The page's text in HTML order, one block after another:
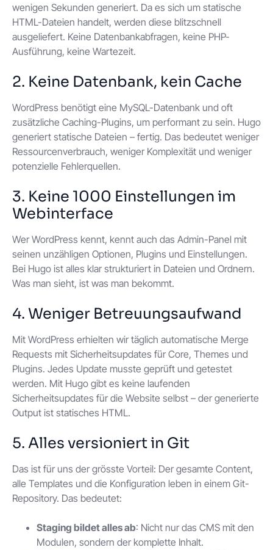
wenigen Sekunden generiert. Da es sich um statische
HTML-Dateien handelt, werden diese blitzschnell
ausgeliefert. Keine Datenbankabfragen, keine PHP-
Ausführung, keine Wartezeit.
2. Keine Datenbank, kein Cache
WordPress benötigt eine MySQL-Datenbank und oft
zusätzliche Caching-Plugins, um performant zu sein. Hugo
generiert statische Dateien – fertig. Das bedeutet weniger
Ressourcenverbrauch, weniger Komplexität und weniger
potenzielle Fehlerquellen.
3. Keine 1000 Einstellungen im
Webinterface
Wer WordPress kennt, kennt auch das Admin-Panel mit
seinen unzähligen Optionen, Plugins und Einstellungen.
Bei Hugo ist alles klar strukturiert in Dateien und Ordnern.
Was man sieht, ist was man bekommt.
4. Weniger Betreuungsaufwand
Mit WordPress erhielten wir täglich automatische Merge
Requests mit Sicherheitsupdates für Core, Themes und
Plugins. Jedes Update musste geprüft und getestet
werden. Mit Hugo gibt es keine laufenden
Sicherheitsupdates für die Website selbst – der generierte
Output ist statisches HTML.
5. Alles versioniert in Git
Das ist für uns der grösste Vorteil: Der gesamte Content,
alle Templates und die Konfiguration leben in einem Git-
Repository. Das bedeutet:
Staging bildet alles ab: Nicht nur das CMS mit den
Modulen, sondern der komplette Inhalt.